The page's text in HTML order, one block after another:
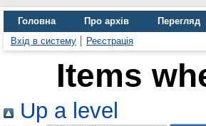
Головна Про архів Перегляд
Вхід в систему
Реєстрація
Items
Up a level